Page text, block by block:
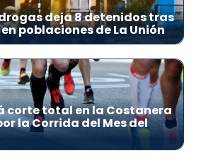
deja 8 detenidos tras
poblaciones de La Unión
corte total en la Costanera
la Corrida del Mes del